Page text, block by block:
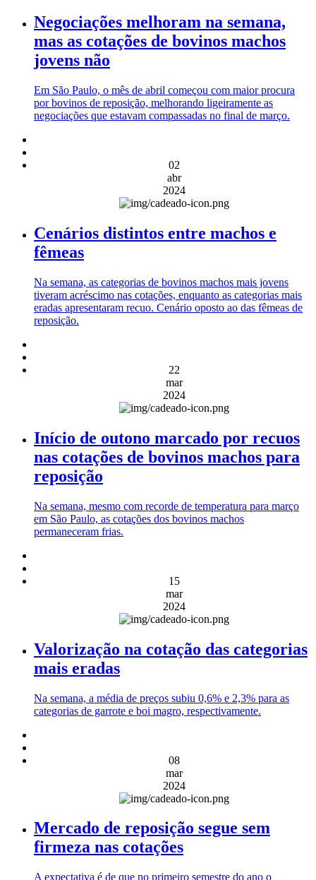
Negociações melhoram na semana,
mas as cotações de bovinos machos
jovens não
Em São Paulo, o mês de abril começou com maior procura
por bovinos de reposição, melhorando ligeiramente as
negociações que estavam compassadas no final de março.
02
abr
2024
Cenários distintos entre machos e
fêmeas
Na semana, as categorias de bovinos machos mais jovens
tiveram acréscimo nas cotações, enquanto as categorias mais
eradas apresentaram recuo. Cenário oposto ao das fêmeas de
reposição.
22
mar
2024
Início de outono marcado por recuos
nas cotações de bovinos machos para
reposição
Na semana, mesmo com recorde de temperatura para março
em São Paulo, as cotações dos bovinos machos
permaneceram frias.
15
mar
2024
Valorização na cotação das categorias
mais eradas
Na semana, a média de preços subiu 0,6% e 2,3% para as
categorias de garrote e boi magro, respectivamente.
08
mar
2024
Mercado de reposição segue sem
firmeza nas cotações
A expectativa é de que no primeiro semestre do ano o